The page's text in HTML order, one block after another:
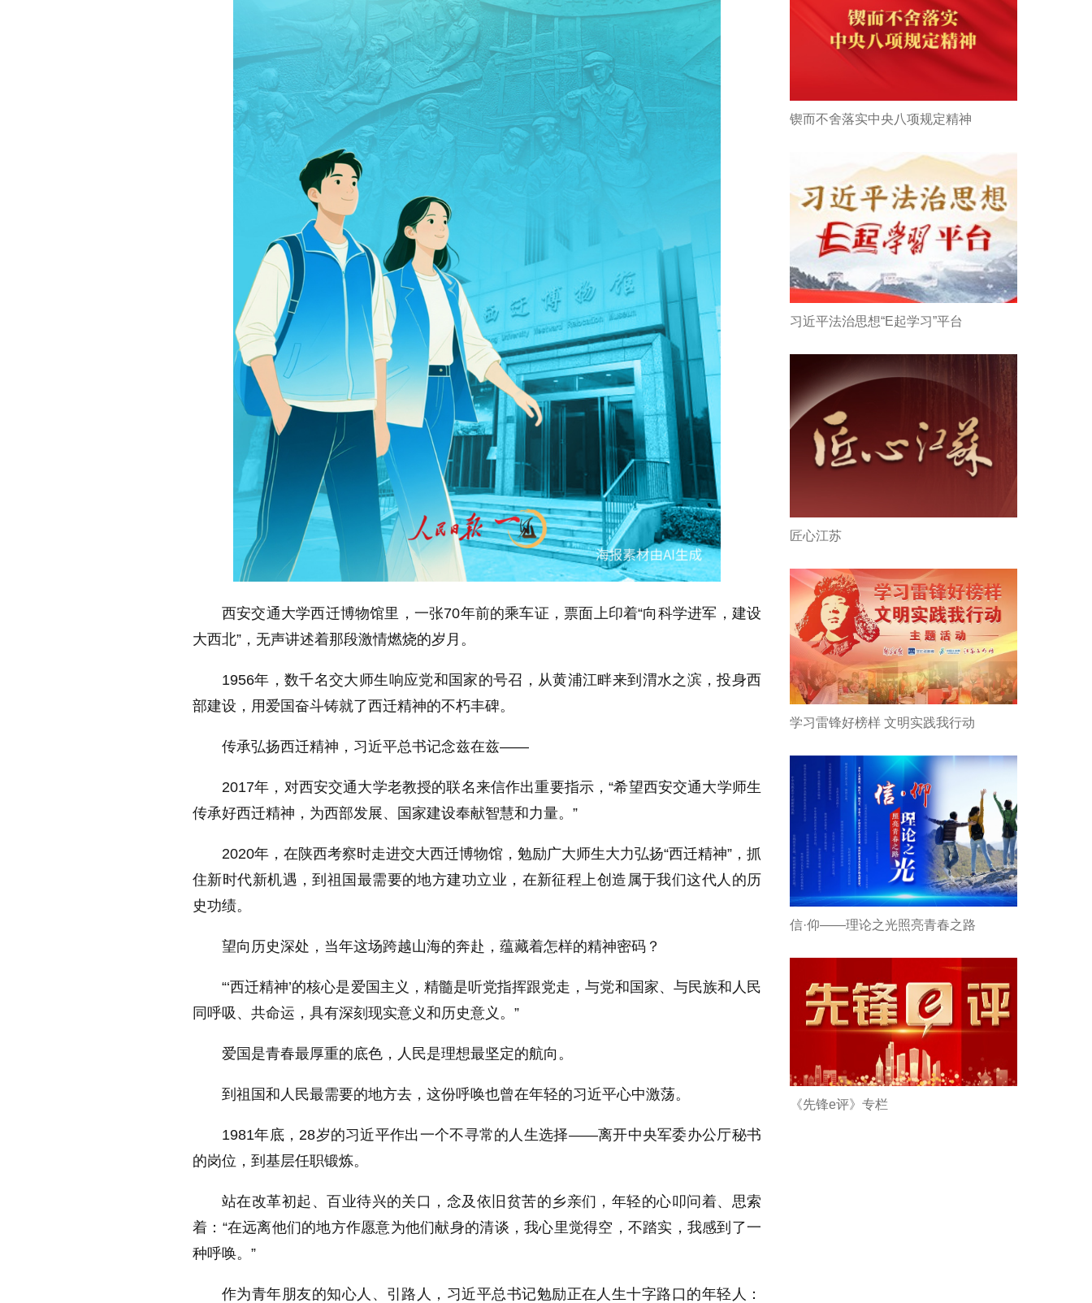
西安交通大学西迁博物馆里，一张70年前的乘车证，票面上印着“向科学进军，建设
大西北”，无声讲述着那段激情燃烧的岁月。
1956年，数千名交大师生响应党和国家的号召，从黄浦江畔来到渭水之滨，投身西
部建设，用爱国奋斗铸就了西迁精神的不朽丰碑。
传承弘扬西迁精神，习近平总书记念兹在兹——
2017年，对西安交通大学老教授的联名来信作出重要指示，“希望西安交通大学师生
传承好西迁精神，为西部发展、国家建设奉献智慧和力量。”
2020年，在陕西考察时走进交大西迁博物馆，勉励广大师生大力弘扬“西迁精神”，抓
住新时代新机遇，到祖国最需要的地方建功立业，在新征程上创造属于我们这代人的历
史功绩。
望向历史深处，当年这场跨越山海的奔赴，蕴藏着怎样的精神密码？
“‘西迁精神’的核心是爱国主义，精髓是听党指挥跟党走，与党和国家、与民族和人民
同呼吸、共命运，具有深刻现实意义和历史意义。”
爱国是青春最厚重的底色，人民是理想最坚定的航向。
到祖国和人民最需要的地方去，这份呼唤也曾在年轻的习近平心中激荡。
1981年底，28岁的习近平作出一个不寻常的人生选择——离开中央军委办公厅秘书
的岗位，到基层任职锻炼。
站在改革初起、百业待兴的关口，念及依旧贫苦的乡亲们，年轻的心叩问着、思索
着：“在远离他们的地方作愿意为他们献身的清谈，我心里觉得空，不踏实，我感到了一
种呼唤。”
作为青年朋友的知心人、引路人，习近平总书记勉励正在人生十字路口的年轻人：
锲而不舍落实中央八项规定精神
习近平法治思想“E起学习”平台
匠心江苏
学习雷锋好榜样 文明实践我行动
信·仰——理论之光照亮青春之路
《先锋e评》专栏